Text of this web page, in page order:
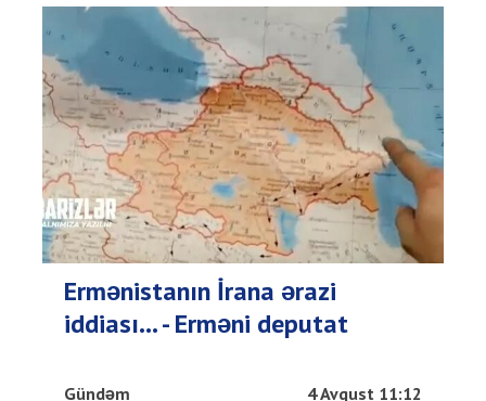
Ermənistanın İrana ərazi
iddiası... - Erməni deputat
Gündəm 4 Avqust 11:12